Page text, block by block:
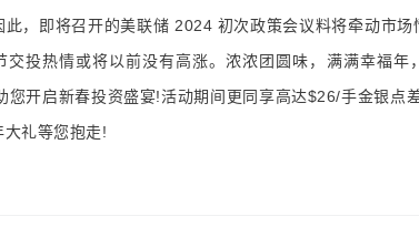
此，即将召开的美联储 2024 初次政策会议料将牵动市
交投热情或将以前没有高涨。浓浓团圆味，满满幸福
您开启新春投资盛宴!活动期间更同享高达$26/手金银点
礼等您抱走!